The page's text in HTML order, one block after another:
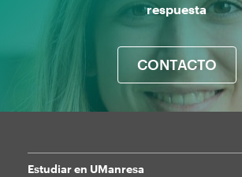
respuesta
CONTACTO
Estudiar en UManresa